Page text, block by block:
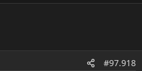
#97.918